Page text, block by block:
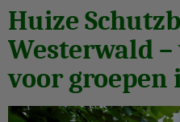
Huize
Westerwald
voor